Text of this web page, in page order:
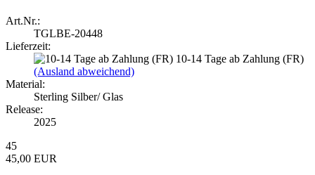
Art.Nr.:
TGLBE-20448
Lieferzeit:
10-14 Tage ab Zahlung (FR)
(Ausland abweichend)
Material:
Sterling Silber/ Glas
Release:
2025
45
45,00 EUR